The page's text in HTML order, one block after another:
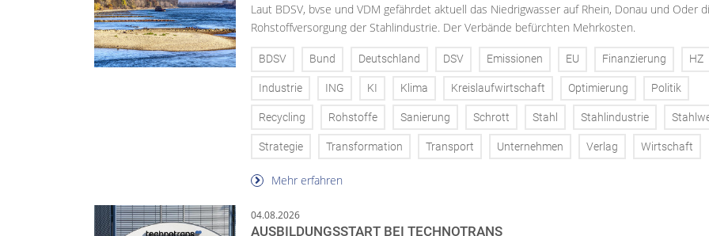
Laut BDSV, bvse und VDM gefährdet aktuell das Niedrigwasser auf Rhein, Donau und Oder
Rohstoffversorgung der Stahlindustrie. Der Verbände befürchten Mehrkosten.
BDSV Bund Deutschland DSV Emissionen EU Finanzierung HZ
Industrie ING KI Klima Kreislaufwirtschaft Optimierung Politik
Recycling Rohstoffe Sanierung Schrott Stahl Stahlindustrie
Strategie Transformation Transport Unternehmen Verlag Wirtschaft
Mehr erfahren
04.08.2026
AUSBILDUNGSSTART BEI TECHNOTRANS